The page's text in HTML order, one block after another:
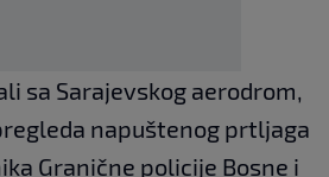
sa Sarajevskog aerodrom,
napuštenog prtljaga
Granične policije Bosne i